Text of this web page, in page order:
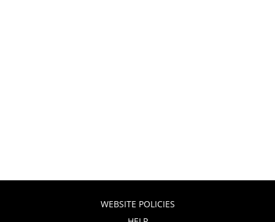
WEBSITE POLICIES